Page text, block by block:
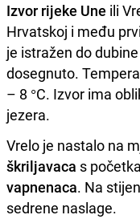
Izvor rijeke Une ili
Hrvatskoj i među
je istražen do
dosegnuto.
– 8 °C. Izvor ima
jezera.
Vrelo je nastalo na
škriljavaca s
vapnenaca. Na
sedrene naslage.